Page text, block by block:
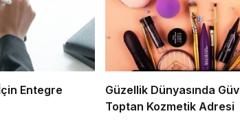
Entegre
Güzellik Dünyasında
Toptan Kozmetik Adresi